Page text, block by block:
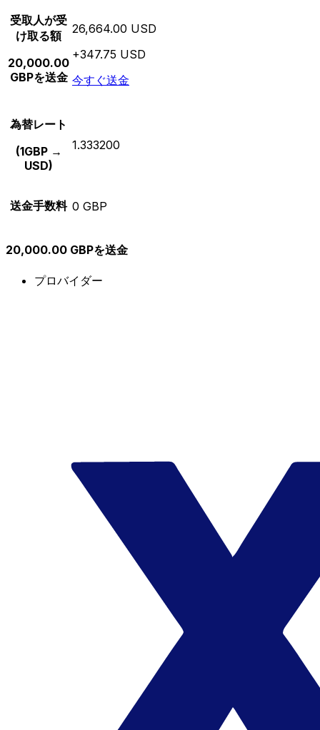
受取人が受
け取る額
20,000.00
GBPを送金
26,664.00 USD
+347.75 USD
今すぐ送金
為替レート
(1GBP →
USD)
1.333200
送金手数料 0 GBP
20,000.00 GBPを送金
プロバイダー